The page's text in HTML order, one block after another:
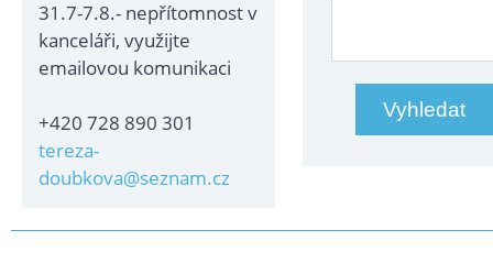
31.7-7.8.- nepřítomnost v
kanceláři, využijte
emailovou komunikaci
+420 728 890 301
tereza-
doubkova@seznam.cz